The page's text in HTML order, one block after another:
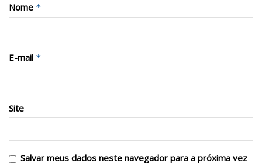
Nome *
E-mail *
Site
Salvar meus dados neste navegador para a próxima vez